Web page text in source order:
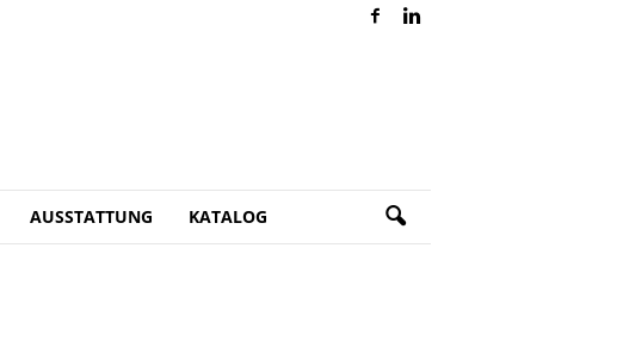
AUSSTATTUNG KATALOG